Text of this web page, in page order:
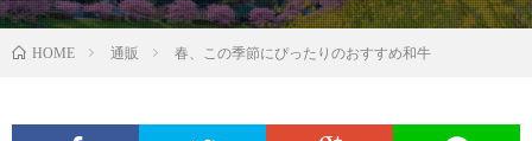
HOME 通販 春、この季節にぴったりのおすすめ和牛